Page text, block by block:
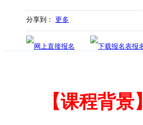
分享到： 更多
【课程背景】